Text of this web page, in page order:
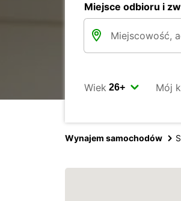
Miejsce odbioru i
Wiek Mój
Wynajem samochodów